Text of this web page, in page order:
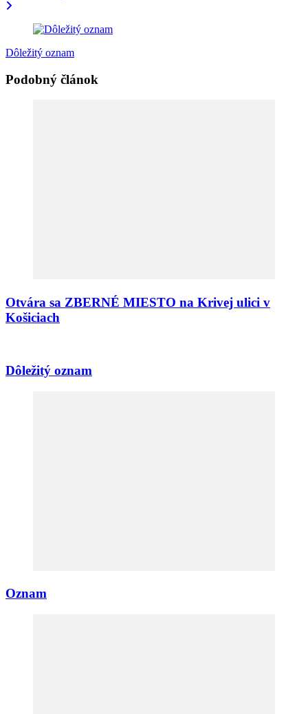
Dôležitý oznam
Podobný článok
Otvára sa ZBERNÉ MIESTO na Krivej ulici v
Košiciach
Dôležitý oznam
Oznam